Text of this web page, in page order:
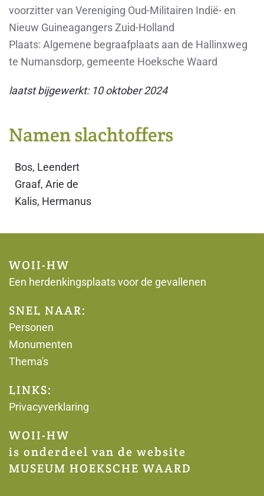
voorzitter van Vereniging Oud-Militairen Indië- en
Nieuw Guineagangers Zuid-Holland
Plaats: Algemene begraafplaats aan de Hallinxweg
te Numansdorp, gemeente Hoeksche Waard
laatst bijgewerkt: 10 oktober 2024
Namen slachtoffers
Bos, Leendert
Graaf, Arie de
Kalis, Hermanus
WOII-HW
Een herdenkingsplaats voor de gevallenen
SNEL NAAR:
Personen
Monumenten
Thema's
LINKS:
Privacyverklaring
WOII-HW
is onderdeel van de website
MUSEUM HOEKSCHE WAARD